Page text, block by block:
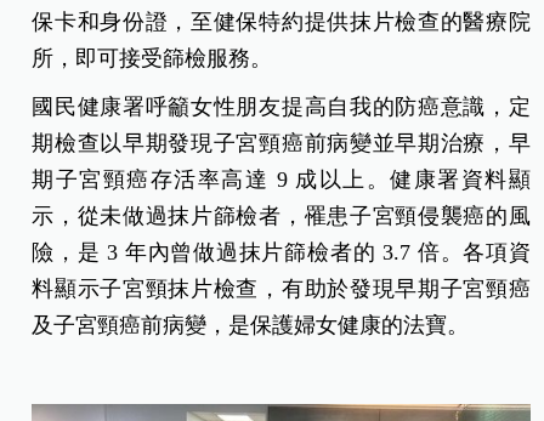
保卡和身份證，至健保特約提供抹片檢查的醫療院
所，即可接受篩檢服務。
國民健康署呼籲女性朋友提高自我的防癌意識，定
期檢查以早期發現子宮頸癌前病變並早期治療，早
期子宮頸癌存活率高達 9 成以上。健康署資料顯
示，從未做過抹片篩檢者，罹患子宮頸侵襲癌的風
險，是 3 年內曾做過抹片篩檢者的 3.7 倍。各項資
料顯示子宮頸抹片檢查，有助於發現早期子宮頸癌
及子宮頸癌前病變，是保護婦女健康的法寶。